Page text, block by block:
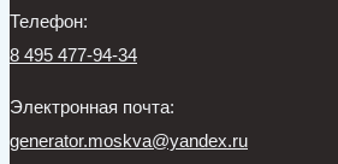
Телефон:
8 495 477-94-34
Электронная почта:
generator.moskva@yandex.ru